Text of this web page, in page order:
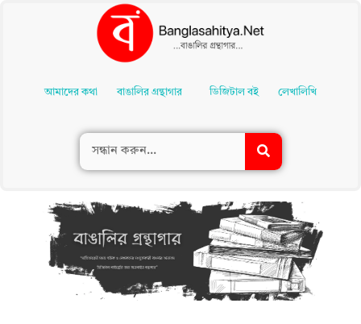
Contentআমাদের কথা বাঙালির গ্রন্থাগার ডিজিটাল বই লেখালিখি